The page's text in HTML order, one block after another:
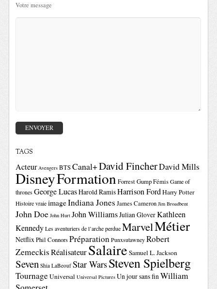
Votre message
TAGS
Acteur Avengers BTSCanal+David FincherDavid Mills
DisneyFormation Forrest GumpFémis Game of
thrones George LucasHarold RamisHarrison FordHarry Potter
Histoire vraie imageIndiana Jones James Cameron Jim Broadbent
John Doe John Hurt John WilliamsJulian GloverKathleen
Kennedy Les aventuriers de l’arche perdue MarvelMétier
Netflix Phil ConnorsPréparation Punxsutawney Robert
ZemeckisRéalisateurSalaire Samuel L. Jackson
Seven Shia LaBeouf Star WarsSteven Spielberg
TournageUniversal Universal Pictures Un jour sans fin William